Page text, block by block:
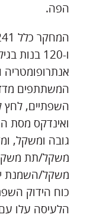
הפה.
המשתתפים
השפתיים, לחץ
גובה ומשקל,
משקל/תת
משקל/השמנת
כוח הידוק
הלעיסה עלו